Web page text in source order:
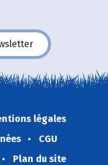
légales
CGU
Plan du site